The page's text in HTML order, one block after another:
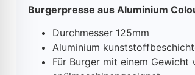
Burgerpresse aus Aluminium
Durchmesser 125mm
Aluminium
Für Burger mit einem Gewicht